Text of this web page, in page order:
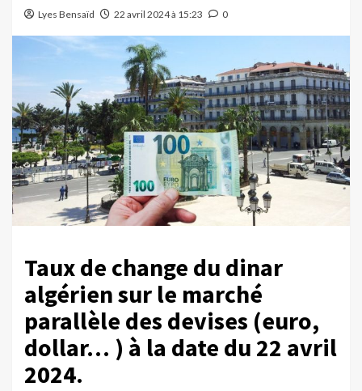
Lyes Bensaïd 22 avril 2024 à 15:23 0
Taux de change du dinar
algérien sur le marché
parallèle des devises (euro,
dollar… ) à la date du 22 avril
2024.